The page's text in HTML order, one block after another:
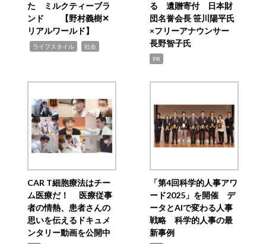
た ミルクティーブラ
ンド 【野村義樹✕
リアルワールド】
ライフスタイル 社会
る 遺贈寄付 日本財
団名誉会長 笹川陽平氏
×フリーアナウンサー
長野智子氏
PR
CAR T細胞療法はチー
ム医療だ！ 医療従事
者の情熱、患者さんの
思いを伝えるドキュメ
ンタリー動画を公開中
「第4回科学的人事アワ
ード2025」を開催 デ
ータとAIで変わる人事
戦略 科学的人事の最
新事例